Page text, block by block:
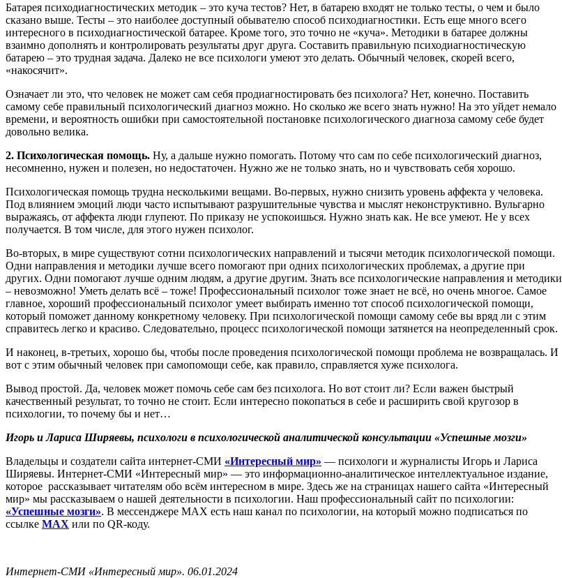
Батарея психодиагностических методик – это куча тестов? Нет, в батарею входят не только тесты, о чем и было
сказано выше. Тесты – это наиболее доступный обывателю способ психодиагностики. Есть еще много всего
интересного в психодиагностической батарее. Кроме того, это точно не «куча». Методики в батарее должны
взаимно дополнять и контролировать результаты друг друга. Составить правильную психодиагностическую
батарею – это трудная задача. Далеко не все психологи умеют это делать. Обычный человек, скорей всего,
«накосячит».
Означает ли это, что человек не может сам себя продиагностировать без психолога? Нет, конечно. Поставить
самому себе правильный психологический диагноз можно. Но сколько же всего знать нужно! На это уйдет немало
времени, и вероятность ошибки при самостоятельной постановке психологического диагноза самому себе будет
довольно велика.
2. Психологическая помощь. Ну, а дальше нужно помогать. Потому что сам по себе психологический диагноз,
несомненно, нужен и полезен, но недостаточен. Нужно же не только знать, но и чувствовать себя хорошо.
Психологическая помощь трудна несколькими вещами. Во-первых, нужно снизить уровень аффекта у человека.
Под влиянием эмоций люди часто испытывают разрушительные чувства и мыслят неконструктивно. Вульгарно
выражаясь, от аффекта люди глупеют. По приказу не успокоишься. Нужно знать как. Не все умеют. Не у всех
получается. В том числе, для этого нужен психолог.
Во-вторых, в мире существуют сотни психологических направлений и тысячи методик психологической помощи.
Одни направления и методики лучше всего помогают при одних психологических проблемах, а другие при
других. Одни помогают лучше одним людям, а другие другим. Знать все психологические направления и методики
– невозможно! Уметь делать всё – тоже! Профессиональный психолог тоже знает не всё, но очень многое. Самое
главное, хороший профессиональный психолог умеет выбирать именно тот способ психологической помощи,
который поможет данному конкретному человеку. При психологической помощи самому себе вы вряд ли с этим
справитесь легко и красиво. Следовательно, процесс психологической помощи затянется на неопределенный срок.
И наконец, в-третьих, хорошо бы, чтобы после проведения психологической помощи проблема не возвращалась. И
вот с этим обычный человек при самопомощи себе, как правило, справляется хуже психолога.
Вывод простой. Да, человек может помочь себе сам без психолога. Но вот стоит ли? Если важен быстрый
качественный результат, то точно не стоит. Если интересно покопаться в себе и расширить свой кругозор в
психологии, то почему бы и нет…
Игорь и Лариса Ширяевы, психологи в психологической аналитической консультации «Успешные мозги»
Владельцы и создатели сайта интернет-СМИ «Интересный мир» — психологи и журналисты Игорь и Лариса
Ширяевы. Интернет-СМИ «Интересный мир» — это информационно-аналитическое интеллектуальное издание,
которое рассказывает читателям обо всём интересном в мире. Здесь же на страницах нашего сайта «Интересный
мир» мы рассказываем о нашей деятельности в психологии. Наш профессиональный сайт по психологии:
«Успешные мозги». В мессенджере MAX есть наш канал по психологии, на который можно подписаться по
ссылке MAX или по QR-коду.
Интернет-СМИ «Интересный мир». 06.01.2024